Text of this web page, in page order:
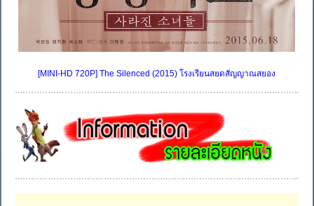
[MINI-HD 720P] The Silenced (2015) โรงเรียนสยดสัญญาณสยอง